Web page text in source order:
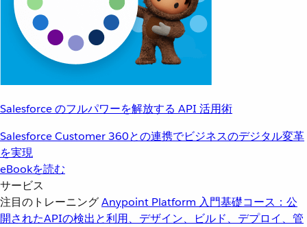
Salesforce のフルパワーを解放する API 活用術
Salesforce Customer 360との連携でビジネスのデジタル変革
を実現
eBookを読む
サービス
注目のトレーニングAnypoint Platform 入門基礎コース：公
開されたAPIの検出と利用、デザイン、ビルド、デプロイ、管